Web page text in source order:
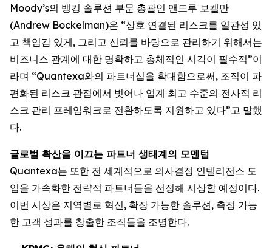
Moody’s의 뱅킹 솔루션 부문 총괄인 앤드루 보켈만
(Andrew Bockelman)은 “상호 연결된 리스크를 일관성 있
고 책임감 있게, 그리고 신뢰를 바탕으로 관리하기 위해서는
비즈니스 관계에 대한 명확하고 총체적인 시각이 필수적”이
라며 “Quantexa와의 파트너십을 확대함으로써, 조직이 파
편화된 리스크 관점에서 벗어나 업계 최고 수준의 전사적 리
스크 관리 프레임워크로 전환하도록 지원하고 있다”고 말했
다.
글로벌 확산을 이끄는 파트너 생태계의 모멘텀
Quantexa는 또한 전 세계적으로 의사결정 인텔리전스 도
입을 가속화한 전략적 파트너들을 선정해 시상할 예정이다.
이번 시상은 지역별로 혁신, 확장 가능한 솔루션, 측정 가능
한 고객 성과를 창출한 조직들을 조명한다.